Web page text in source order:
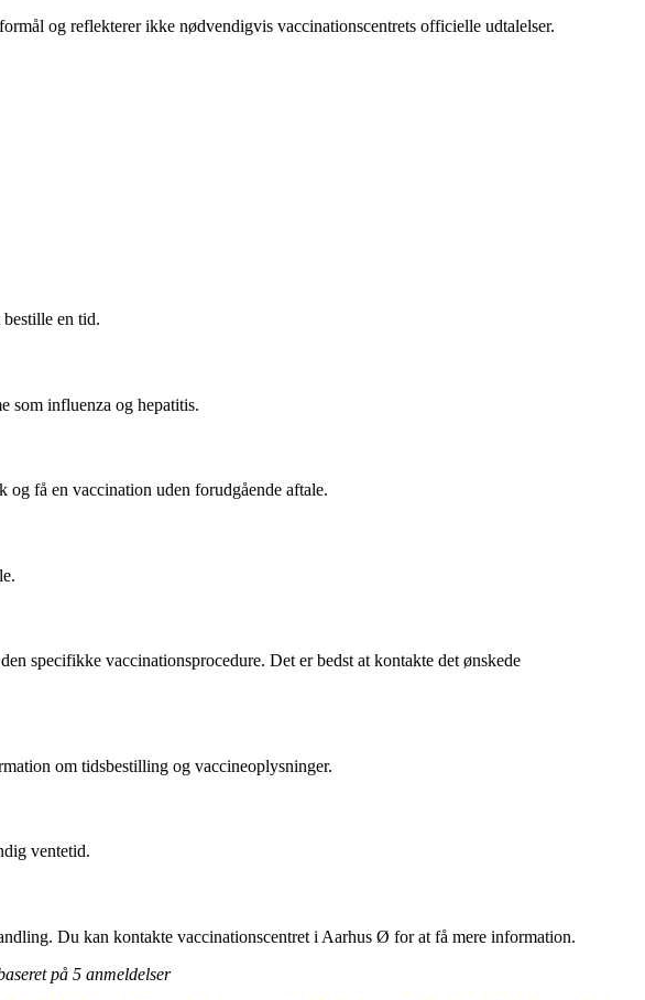
og reflekterer ikke nødvendigvis vaccinationscentrets officielle udtalelser.
en tid.
som influenza og hepatitis.
få en vaccination uden forudgående aftale.
specifikke vaccinationsprocedure. Det er bedst at kontakte det ønskede
om tidsbestilling og vaccineoplysninger.
ventetid.
Du kan kontakte vaccinationscentret i Aarhus Ø for at få mere information.
på 5 anmeldelser